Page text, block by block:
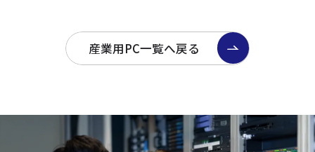
産業用PC一覧へ戻る